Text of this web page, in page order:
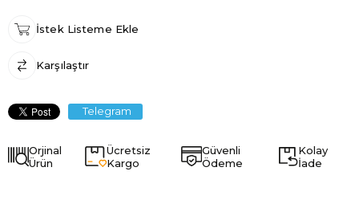
İstek Listeme Ekle
Karşılaştır
Telegram
Orjinal
Ürün
Ücretsiz
Kargo
Güvenli
Ödeme
Kolay
İade